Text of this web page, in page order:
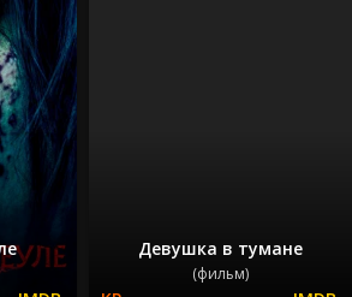
Девушка в тумане
(фильм)